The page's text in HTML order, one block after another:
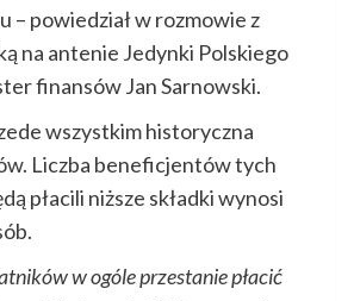
– powiedział w rozmowie z
na antenie Jedynki Polskiego
finansów Jan Sarnowski.
wszystkim historyczna
Liczba beneficjentów tych
płacili niższe składki wynosi
w ogóle przestanie płacić